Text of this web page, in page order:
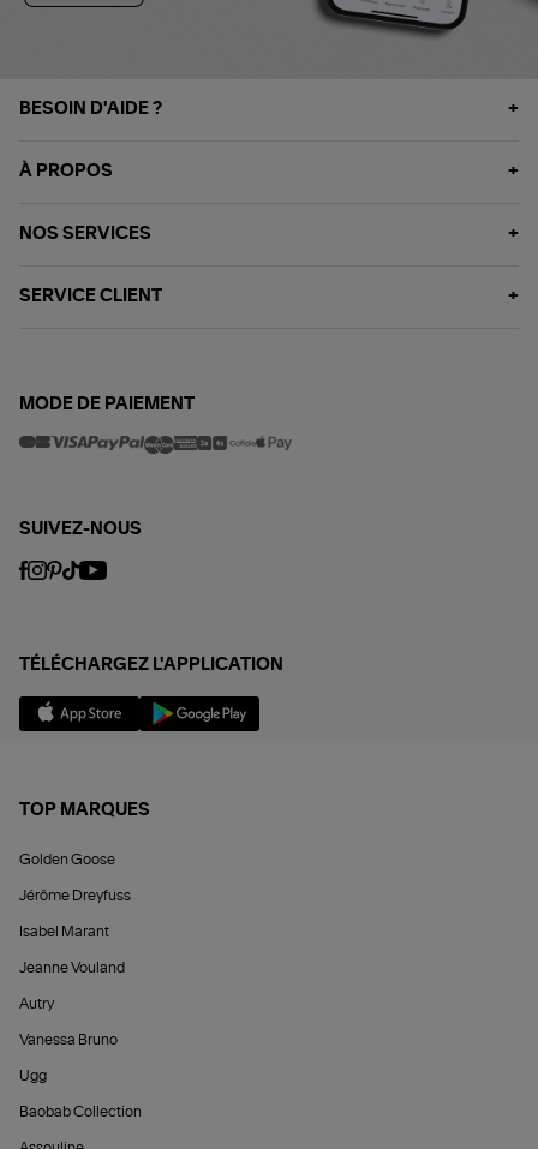
BESOIN D'AIDE ?
À PROPOS
NOS SERVICES
SERVICE CLIENT
MODE DE PAIEMENT
SUIVEZ-NOUS
TÉLÉCHARGEZ L'APPLICATION
TOP MARQUES
Golden Goose
Jérôme Dreyfuss
Isabel Marant
Jeanne Vouland
Autry
Vanessa Bruno
Ugg
Baobab Collection